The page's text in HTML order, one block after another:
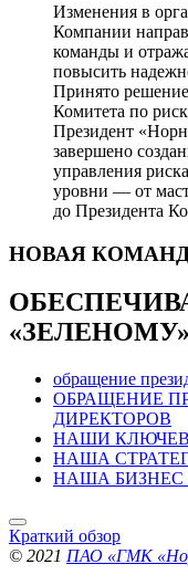
Изменения в
Компании
команды и
повысить
Принято
Комитета по
Президент
завершено
управления
уровни — от
до Президента
НОВАЯ
обращение
ОБРАЩЕНИЕ
ДИРЕКТОРОВ
НАШИ
НАША
НАША БИЗНЕС
Краткий обзор
© 2021 ПАО «ГМК